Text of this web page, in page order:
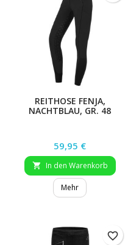
REITHOSE FENJA,
NACHTBLAU, GR. 48
Preis
59,95 €
 In den Warenkorb
Mehr
favorite_border